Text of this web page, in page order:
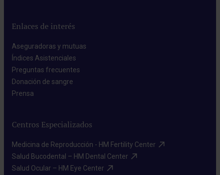
Enlaces de interés
Aseguradoras y mutuas​
Índices Asistenciales​
Preguntas frecuentes​
Donación de sangre​
Prensa​
Centros Especializados
Medicina de Reproducción - HM Fertility Center​
Salud Bucodental – HM Dental Center​
Salud Ocular – HM Eye Center​